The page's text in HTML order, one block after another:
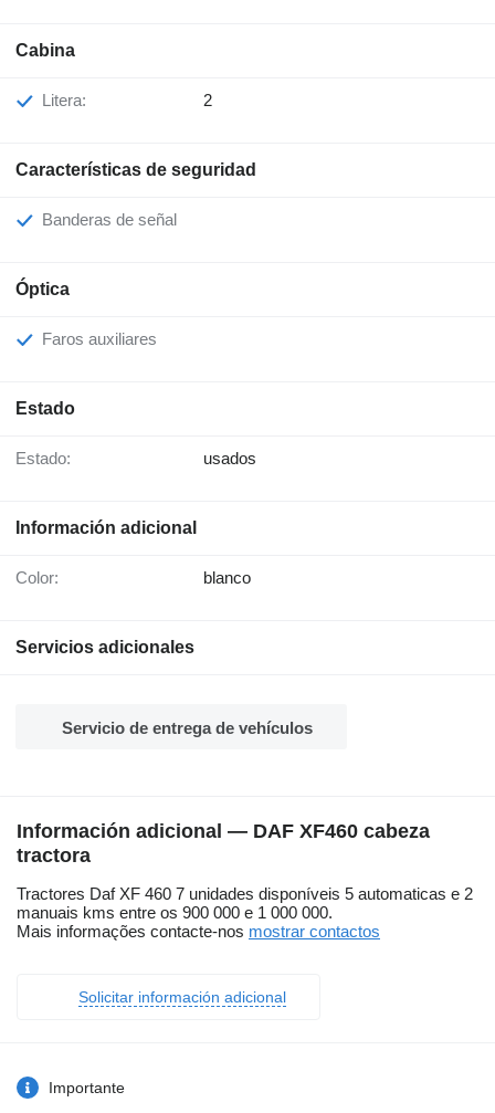
Cabina
Litera: 2
Características de seguridad
Banderas de señal
Óptica
Faros auxiliares
Estado
Estado: usados
Información adicional
Color: blanco
Servicios adicionales
Servicio de entrega de vehículos
Información adicional — DAF XF460 cabeza
tractora
Tractores Daf XF 460 7 unidades disponíveis 5 automaticas e 2
manuais kms entre os 900 000 e 1 000 000.
Mais informações contacte-nos mostrar contactos
Solicitar información adicional
Importante